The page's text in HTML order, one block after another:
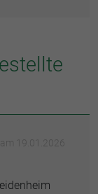
19.01.2026